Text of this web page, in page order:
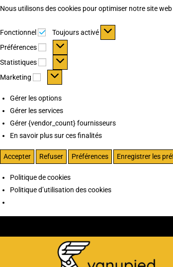
Nous utilisons des cookies pour optimiser notre site
Fonctionnel Fonctionnel
Toujours activé
Préférences
Préférences
Statistiques Statistiques
Marketing Marketing
Gérer les options
Gérer les services
Gérer {vendor_count} fournisseurs
En savoir plus sur ces finalités
Accepter Refuser Préférences Enregistrer les
Politique de cookies
Politique d’utilisation des cookies